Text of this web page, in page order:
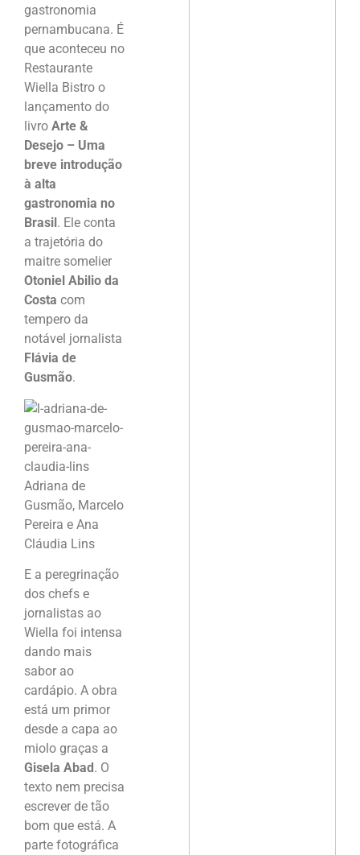
gastronomia
pernambucana. É
que aconteceu no
Restaurante
Wiella Bistro o
lançamento do
livro Arte &
Desejo – Uma
breve introdução
à alta
gastronomia no
Brasil . Ele conta
a trajetória do
maitre somelier
Otoniel Abilio da
Costa com
tempero da
notável jornalista
Flávia de
Gusmão.
Adriana de
Gusmão, Marcelo
Pereira e Ana
Cláudia Lins
E a peregrinação
dos chefs e
jornalistas ao
Wiella foi intensa
dando mais
sabor ao
cardápio. A obra
está um primor
desde a capa ao
miolo graças a
Gisela Abad . O
texto nem precisa
escrever de tão
bom que está. A
parte fotográfica